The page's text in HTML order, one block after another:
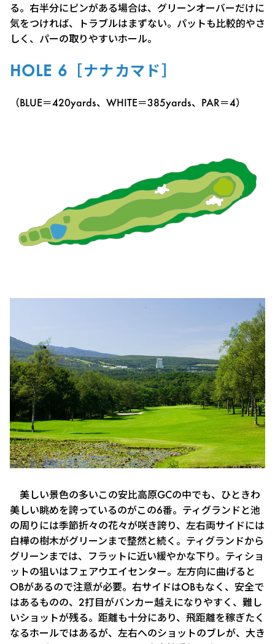
る。右半分にピンがある場合は、グリーンオーバーだけに
気をつければ、トラブルはまずない。パットも比較的やさ
しく、パーの取りやすいホール。
HOLE 6［ナナカマド］
（BLUE＝420yards、WHITE＝385yards、PAR＝4）
美しい景色の多いこの安比高原GCの中でも、ひときわ
美しい眺めを誇っているのがこの6番。ティグランドと池
の周りには季節折々の花々が咲き誇り、左右両サイドには
白樺の樹木がグリーンまで整然と続く。ティグランドから
グリーンまでは、フラットに近い緩やかな下り。ティショ
ットの狙いはフェアウエイセンター。左方向に曲げると
OBがあるので注意が必要。右サイドはOBもなく、安全で
はあるものの、2打目がバンカー越えになりやすく、難し
いショットが残る。距離も十分にあり、飛距離を稼ぎたく
なるホールではあるが、左右へのショットのブレが、大き